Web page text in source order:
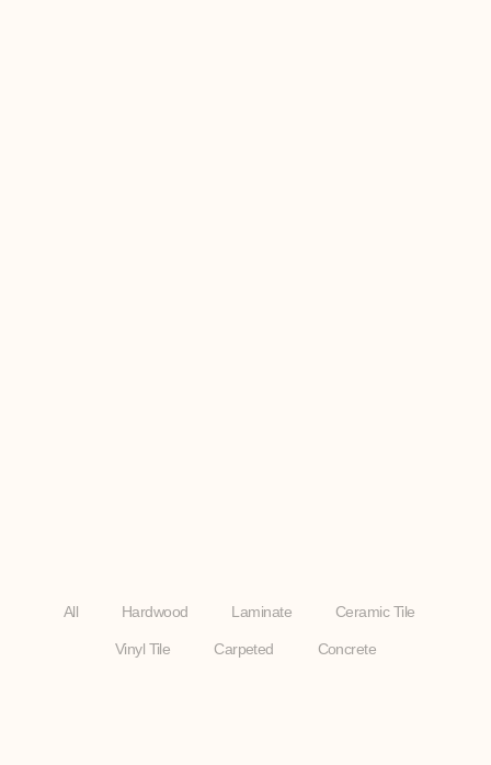
All Hardwood Laminate Ceramic Tile
Vinyl Tile Carpeted Concrete